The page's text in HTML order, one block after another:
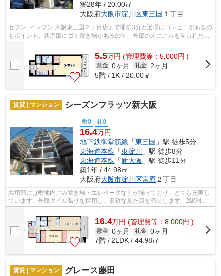
築28年 / 20.00㎡
大阪府大阪市淀川区東三国 １丁目
セブン−イレブン 大阪東三国２丁目店まで徒歩3分と近場にコンビニがあるの
もポイント。共用部にゴミ置き場があるので、外部の人にごみを見られたり
5.5万円 (管理費等：5,000円 )
敷金 0ヶ月 礼金
2ヶ月
5階 / 1K / 20.00㎡
賃貸 | マンション シーズンフラッツ新大阪
敷0 礼0
16.4万円
地下鉄御堂筋線 「東三国 」駅 徒歩5分
東海道本線 「東淀川
」駅 徒歩8分
東海道本線 「新大阪 」駅 徒歩11分
築1年 / 44.98㎡
大阪府大阪市淀川区宮原２丁目
共用部には敷地内ごみ置き場・エレベータなどが揃っており、とても充実し
ています。外観タイル張りを採用し、素敵な見た目を演出します。2駅利用
16.4万円 (管理費等：8,000円 )
敷金 0ヶ月 礼金 0ヶ月
7階 / 2LDK / 44.98㎡
賃貸 | マンション グレース藤田